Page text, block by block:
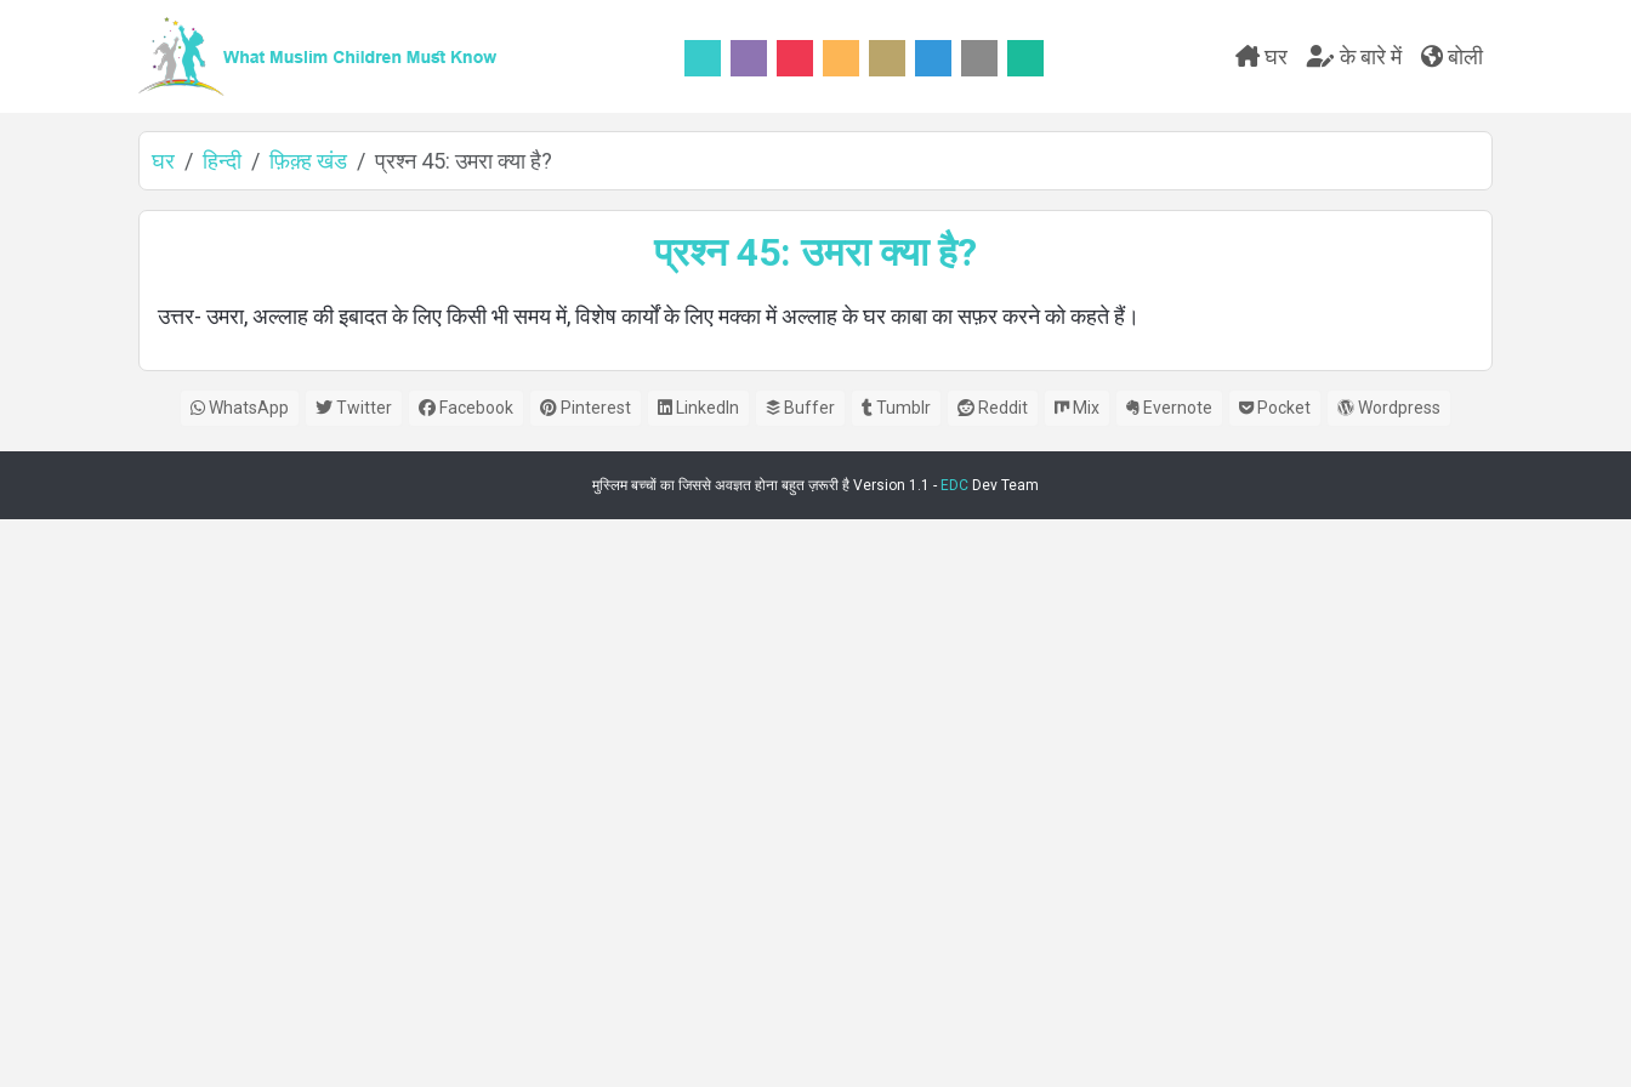
में
घर के बारे में बोली
घर हिन्दी फ़िक़्ह खंड प्रश्न 45: उमरा क्या है?
प्रश्न 45: उमरा क्या है?
उत्तर- उमरा, अल्लाह की इबादत के लिए किसी भी समय में, विशेष कार्यों के लिए मक्का में अल्लाह के घर काबा का सफ़र करने को कहते हैं।
WhatsApp Twitter Facebook Pinterest LinkedIn Buffer Tumblr Reddit Mix Evernote Pocket Wordpress
मुस्लिम बच्चों का जिससे अवज्ञत होना बहुत ज़रूरी है Version 1.1 - EDC Dev Team